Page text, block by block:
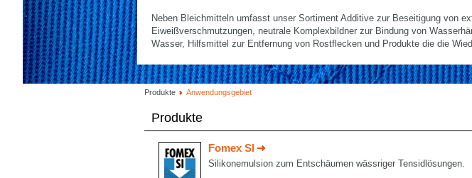
Neben Bleichmitteln umfasst unser Sortiment Additive zur Beseitigung von
Eiweißverschmutzungen, neutrale Komplexbildner zur Bindung von
Wasser, Hilfsmittel zur Entfernung von Rostflecken und Produkte die die
Produkte Anwendungsgebiet
Produkte
Fomex SI
Silikonemulsion zum Entschäumen wässriger Tensidlösungen.